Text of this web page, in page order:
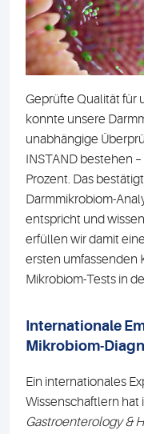
Geprüfte Qualität für
konnte unsere
unabhängige
INSTAND bestehen
Prozent. Das
Darmmikrobiom-
entspricht und
erfüllen wir damit
ersten umfassenden
Mikrobiom-Tests in
Internationale
Mikrobiom-
Ein internationales
Wissenschaftlern hat
Gastroenterology &